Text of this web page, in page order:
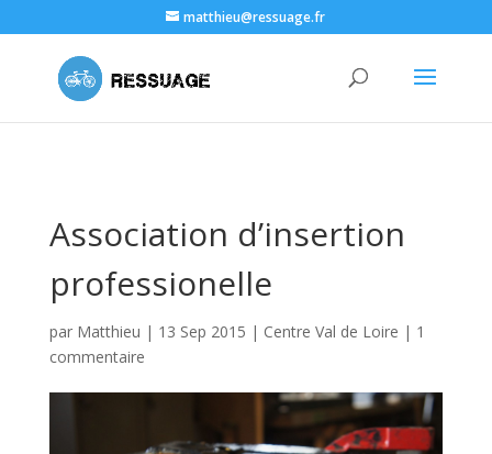
Matthieu Champetier de Ribes, Artisan à la ferme de Grignon
matthieu@ressuage.fr
Association d’insertion
professionelle
par Matthieu | 13 Sep 2015 | Centre Val de Loire | 1
commentaire